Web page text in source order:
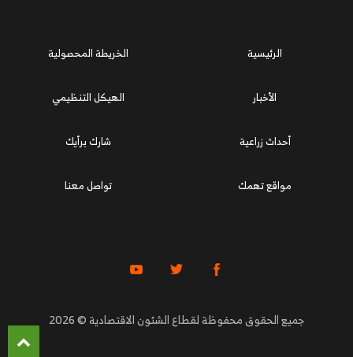
الرئيسية الخريطة المحصولية
الأخبار الهيكل التنظيمي
أحداث زراعية شارك برأيك
مواقع تهمك تواصل معنا
جميع الحقوق محفوظة لقطاع الشئون الاقتصادية © 2026